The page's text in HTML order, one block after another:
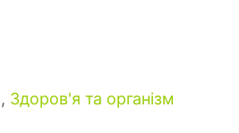
, Здоров'я та організм